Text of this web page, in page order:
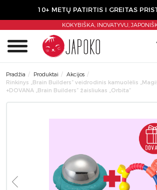
10+ METŲ PATIRTIS I GREITAS
KOKYBIŠKA, INOVATYVU,
Pradžia Produktai
Akcijos
Rinkinys „Brain Builders” veidrodinis kamuolėlis
+DOVANA „Brain Builders” žaisliukas „Orbita“